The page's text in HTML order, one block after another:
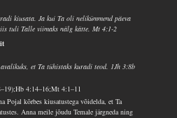
kiusata. Ja kui Ta oli nelikümmend päeva
tuli Talle viimaks nälg kätte. Mt 4:1-2
et Ta tühistaks kuradi teod. 1Jh 3:8b
4:14–16;Mt 4:1–11
Pojal kõrbes kiusatustega võidelda, et Ta
Anna meile jõudu Temale järgneda ning